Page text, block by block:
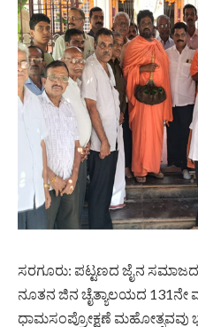
ಸರಗೂರು: ಪಟ್ಟಣದ ಜೈನ
ನೂತನ ಜಿನ ಚೈತ್ಯಾಲಯದ 131ನೇ
ಧಾಮಸಂಪ್ರೋಕ್ಷಣೆ ಮಹೋತ್ಸವವು